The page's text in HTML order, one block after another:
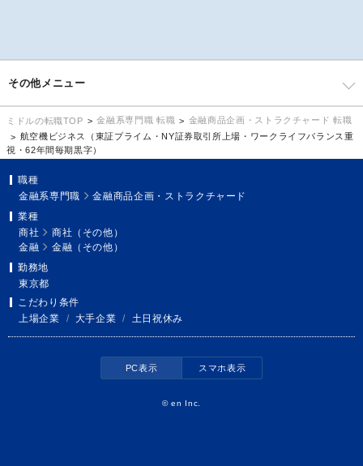
その他メニュー
ミドルの転職TOP 金融系専門職 転職
金融商品企画・ストラクチャード 転職
航空機ビジネス（東証プライム・NY証券取引所上場・ワークライフバランス重
視・62年間毎期黒字）
職種
金融系専門職
金融商品企画・ストラクチャード
業種
商社
商社（その他）
金融
金融（その他）
勤務地
東京都
こだわり条件
上場企業
/ 大手企業 / 土日祝休み
PC表示 スマホ表示
©en Inc.